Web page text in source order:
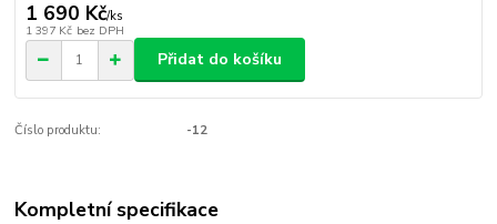
1 690 Kč/ks
1 397 Kč bez DPH
Přidat do košíku
Číslo produktu: -12
Kompletní specifikace